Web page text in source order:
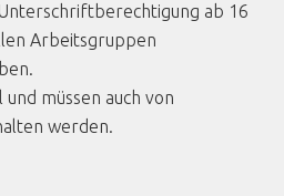
ab 16
Arbeitsgruppen
müssen auch von
werden.